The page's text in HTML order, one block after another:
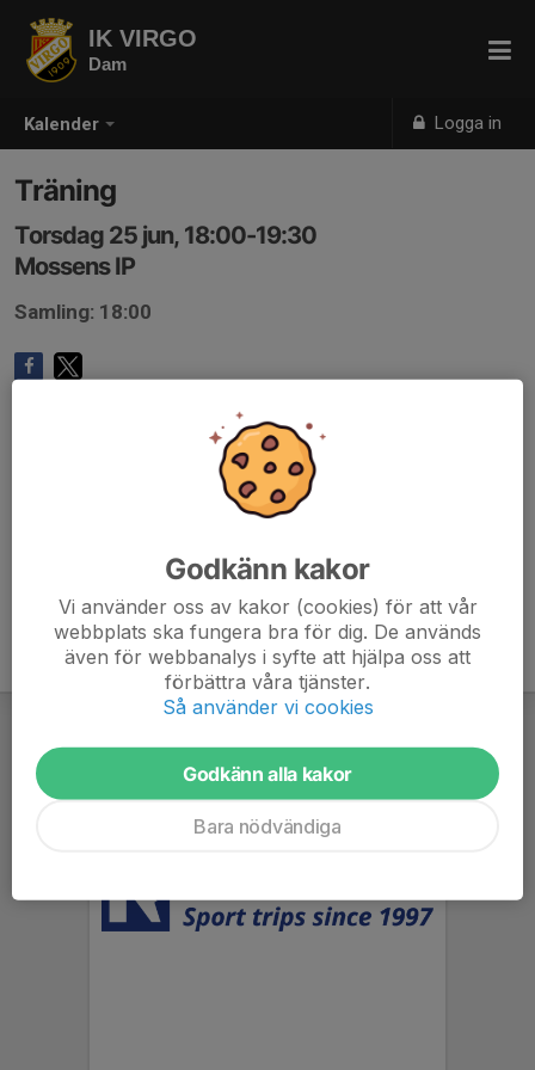
Kalender Logga in
IK VIRGO
Dam
Träning
Torsdag 25 jun, 18:00-19:30
Mossens IP
Samling: 18:00
Godkänn kakor
Vi använder oss av kakor (cookies) för att vår
webbplats ska fungera bra för dig. De används
även för webbanalys i syfte att hjälpa oss att
förbättra våra tjänster.
Så använder vi cookies
Godkänn alla kakor
Bara nödvändiga